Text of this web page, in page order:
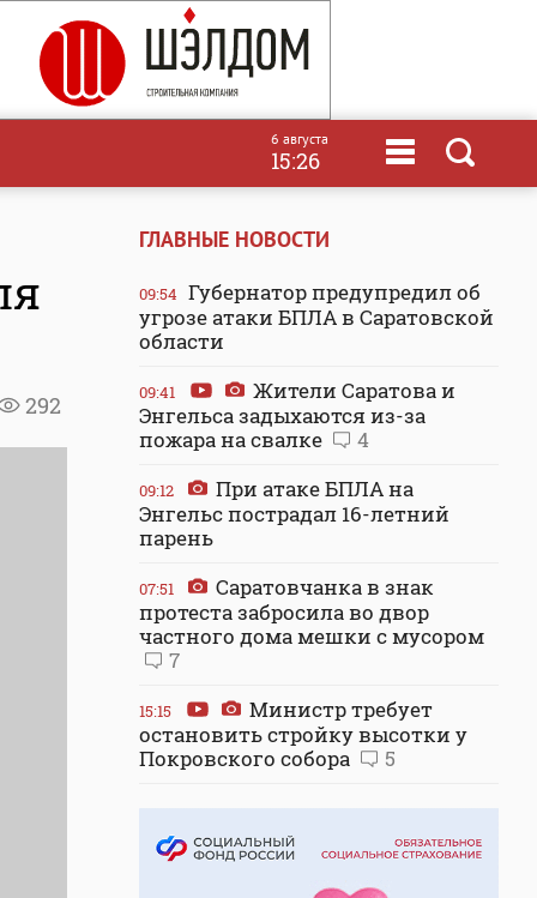
6 августа
15:26
292
ГЛАВНЫЕ НОВОСТИ
09:54 Губернатор предупредил об
угрозе атаки БПЛА в Саратовской
области
09:41
Жители Саратова и
Энгельса задыхаются из-за
пожара на свалке
4
09:12
При атаке БПЛА на
Энгельс пострадал 16-летний
парень
07:51
Саратовчанка в знак
протеста забросила во двор
частного дома мешки с мусором
7
15:15
Министр требует
остановить стройку высотки у
Покровского собора
5